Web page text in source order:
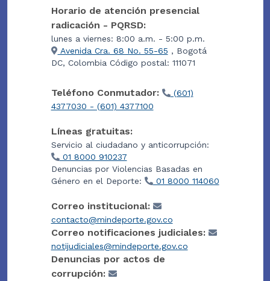
Horario de atención presencial
radicación - PQRSD:
lunes a viernes: 8:00 a.m. - 5:00 p.m.
Avenida Cra. 68 No. 55-65 , Bogotá
DC, Colombia Código postal: 111071
Teléfono Conmutador:
(601)
4377030 - (601) 4377100
Líneas gratuitas:
Servicio al ciudadano y anticorrupción:
01 8000 910237
Denuncias por Violencias Basadas en
Género en el Deporte:
01 8000 114060
Correo institucional:
contacto@mindeporte.gov.co
Correo notificaciones judiciales:
notijudiciales@mindeporte.gov.co
Denuncias por actos de
corrupción: